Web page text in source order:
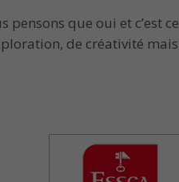
pensons que oui et c’est
de créativité